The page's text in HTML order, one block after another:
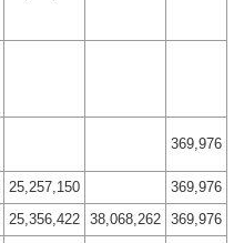
369,976
25,257,150 369,976
25,356,422 38,068,262 369,976